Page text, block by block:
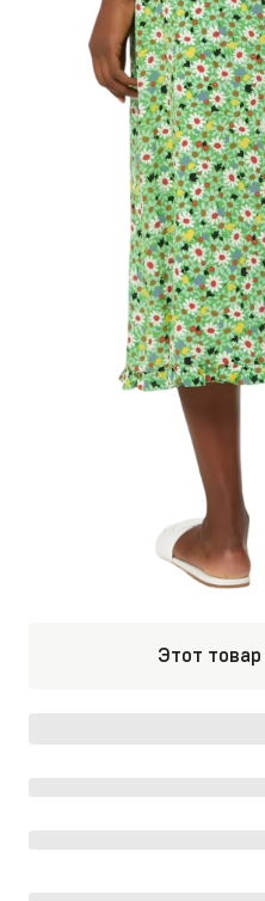
Этот